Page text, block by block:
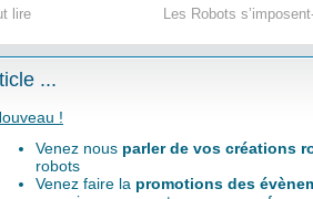
lire Les Robots
...
!
Venez nous parler de vos créations
robots
Venez faire la promotions des